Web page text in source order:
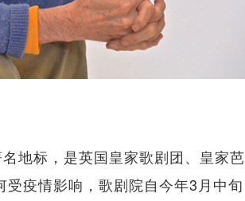
地标，是英国皇家歌剧团、皇家芭
疫情影响，歌剧院自今年3月中旬